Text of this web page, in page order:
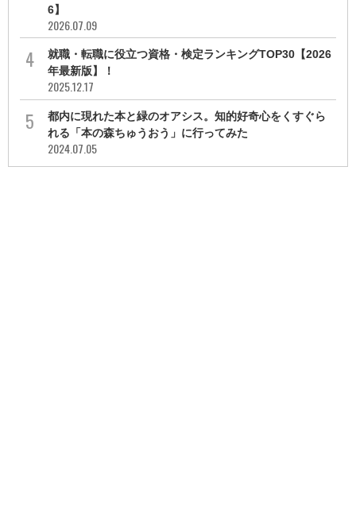
6】
2026.07.09
就職・転職に役立つ資格・検定ランキングTOP30【2026
年最新版】！
2025.12.17
都内に現れた本と緑のオアシス。知的好奇心をくすぐら
れる「本の森ちゅうおう」に行ってみた
2024.07.05